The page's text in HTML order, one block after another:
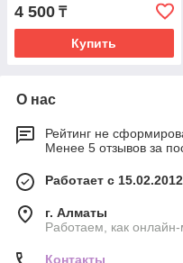
4 500 ₸
Купить
О нас
Рейтинг не
Менее 5 отзывов за
Работает с 15.02.2012
г. Алматы
Работаем, как
Контакты